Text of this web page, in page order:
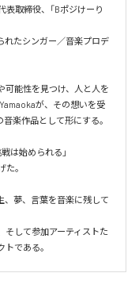
取締役、「Bポジけーり
れたシンガー／音楽プロデ
可能性を見つけ、人と人を
が、その想いを受
楽作品として形にする。
は始められる」
た。
、夢、言葉を音楽に残して
そして参加アーティストた
である。